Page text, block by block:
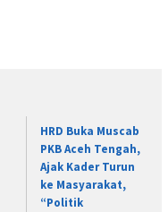
HRD Buka Muscab
PKB Aceh Tengah,
Ajak Kader Turun
ke Masyarakat,
“Politik